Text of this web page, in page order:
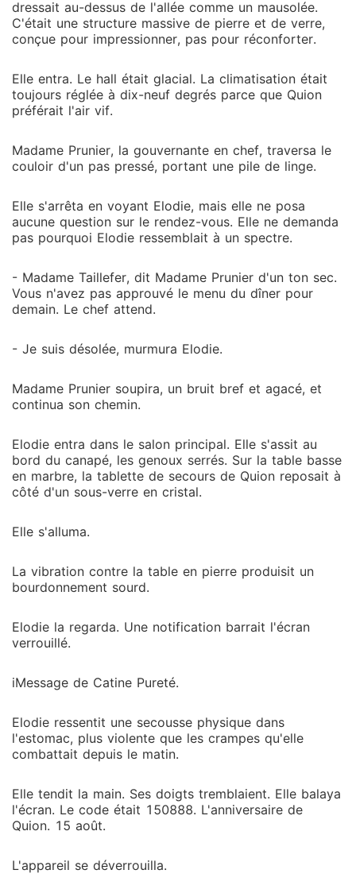
dressait au-dessus de l'allée comme un mausolée.
C'était une structure massive de pierre et de verre,
conçue pour impressionner, pas pour réconforter.
Elle entra. Le hall était glacial. La climatisation était
toujours réglée à dix-neuf degrés parce que Quion
préférait l'air vif.
Madame Prunier, la gouvernante en chef, traversa le
couloir d'un pas pressé, portant une pile de linge.
Elle s'arrêta en voyant Elodie, mais elle ne posa
aucune question sur le rendez-vous. Elle ne demanda
pas pourquoi Elodie ressemblait à un spectre.
- Madame Taillefer, dit Madame Prunier d'un ton sec.
Vous n'avez pas approuvé le menu du dîner pour
demain. Le chef attend.
- Je suis désolée, murmura Elodie.
Madame Prunier soupira, un bruit bref et agacé, et
continua son chemin.
Elodie entra dans le salon principal. Elle s'assit au
bord du canapé, les genoux serrés. Sur la table basse
en marbre, la tablette de secours de Quion reposait à
côté d'un sous-verre en cristal.
Elle s'alluma.
La vibration contre la table en pierre produisit un
bourdonnement sourd.
Elodie la regarda. Une notification barrait l'écran
verrouillé.
iMessage de Catine Pureté.
Elodie ressentit une secousse physique dans
l'estomac, plus violente que les crampes qu'elle
combattait depuis le matin.
Elle tendit la main. Ses doigts tremblaient. Elle balaya
l'écran. Le code était 150888. L'anniversaire de
Quion. 15 août.
L'appareil se déverrouilla.